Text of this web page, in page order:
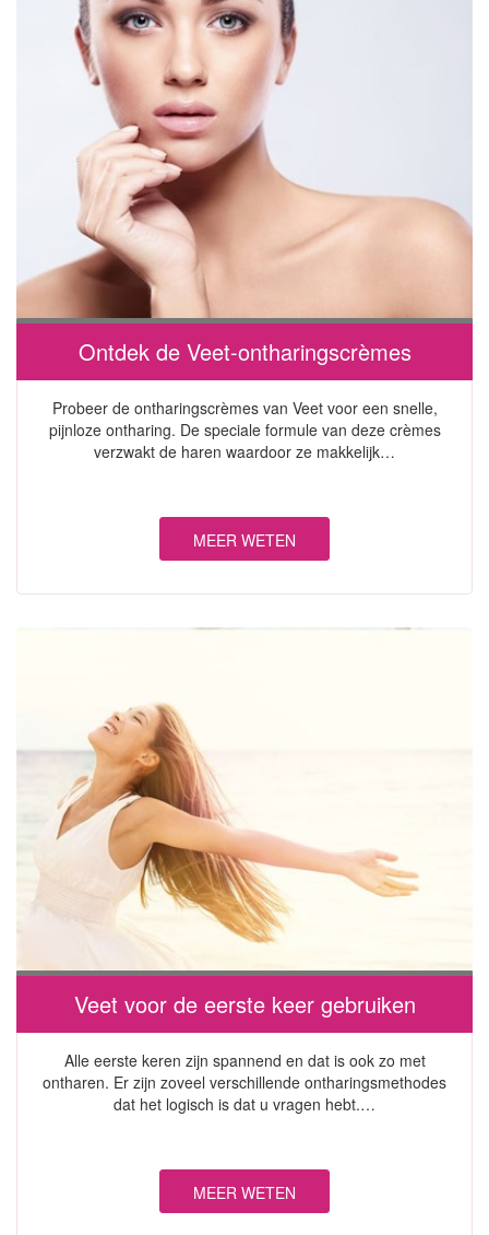
Ontdek de Veet-ontharingscrèmes
Probeer de ontharingscrèmes van Veet voor een snelle,
pijnloze ontharing. De speciale formule van deze crèmes
verzwakt de haren waardoor ze makkelijk…
MEER WETEN
Veet voor de eerste keer gebruiken
Alle eerste keren zijn spannend en dat is ook zo met
ontharen. Er zijn zoveel verschillende ontharingsmethodes
dat het logisch is dat u vragen hebt.…
MEER WETEN